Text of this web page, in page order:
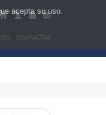
CONTACTAR
acepta su uso.